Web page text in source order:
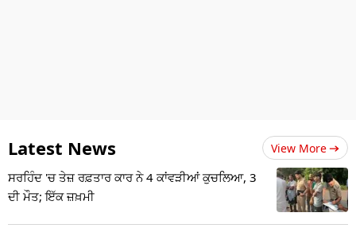
Latest News View More
ਸਰਹਿੰਦ 'ਚ ਤੇਜ਼ ਰਫ਼ਤਾਰ ਕਾਰ ਨੇ 4 ਕਾਂਵੜੀਆਂ ਕੁਚਲਿਆ, 3
ਦੀ ਮੌਤ; ਇੱਕ ਜ਼ਖ਼ਮੀ